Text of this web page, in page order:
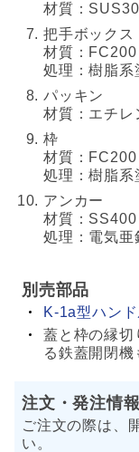
材質：
把手ボックス
材質：FC200
処理：樹脂系
パッキン
材質：エチレ
枠
材質：FC200
処理：樹脂系
アンカー
材質：SS400
処理：電気亜
別売部品
K-1a型ハン
蓋と枠の縁切
る鉄蓋開閉機
注文・発注情報
ご注文の際は、
い。